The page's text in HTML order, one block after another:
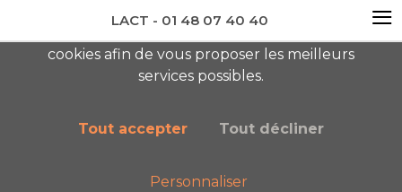
newsletter AC
Liste des catégories
cookies afin de vous proposer les meilleurs
services possibles.
Tout accepter Tout décliner
Personnaliser
LACT - 01 48 07 40 40 ≡